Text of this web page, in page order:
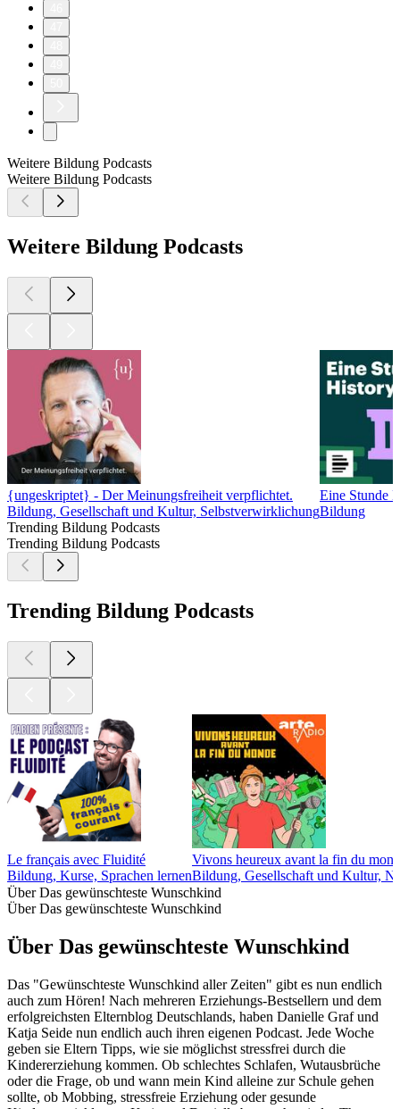
Weitere Bildung Podcasts
Weitere Bildung Podcasts
Weitere Bildung Podcasts
{ungeskriptet} - Der Meinungsfreiheit verpflichtet.
Bildung, Gesellschaft und Kultur, Selbstverwirklichung
Eine Stunde
Bildung
Trending Bildung Podcasts
Trending Bildung Podcasts
Trending Bildung Podcasts
Le français avec Fluidité
Bildung, Kurse, Sprachen lernen
Vivons heureux avant la fin du
Bildung, Gesellschaft und Kultur,
Über Das gewünschteste Wunschkind
Über Das gewünschteste Wunschkind
Über Das gewünschteste Wunschkind
Das "Gewünschteste Wunschkind aller Zeiten" gibt es nun endlich
auch zum Hören! Nach mehreren Erziehungs-Bestsellern und dem
erfolgreichsten Elternblog Deutschlands, haben Danielle Graf und
Katja Seide nun endlich auch ihren eigenen Podcast. Jede Woche
geben sie Eltern Tipps, wie sie möglichst stressfrei durch die
Kindererziehung kommen. Ob schlechtes Schlafen, Wutausbrüche
oder die Frage, ob und wann mein Kind alleine zur Schule gehen
sollte, ob Mobbing, stressfreie Erziehung oder gesunde